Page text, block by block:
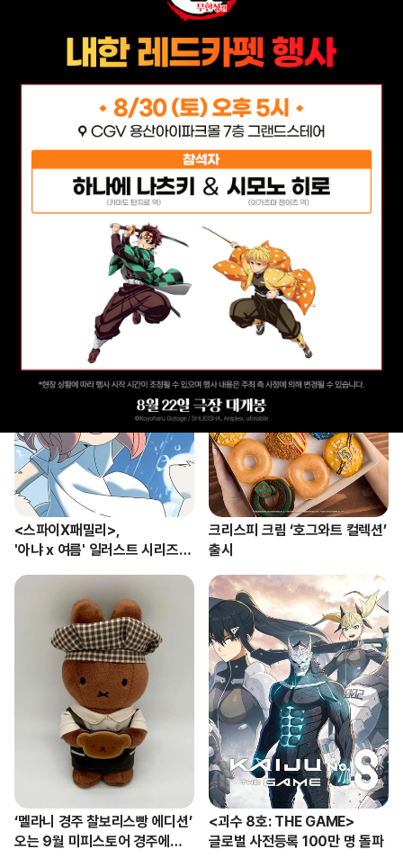
영화
콜리 Colley
무한 덕질을 장려하는 콜리 Colley 입니다!
20 0 6
<스파이X패밀리>,
'아냐 x 여름' 일러스트 시리즈
크리스피 크림 ‘호그와트 컬렉션’
출시
‘멜라니 경주 찰보리스빵 에디션’
오는 9월 미피스토어 경주에서
<괴수 8호: THE GAME>
글로벌 사전등록 100만 명 돌파